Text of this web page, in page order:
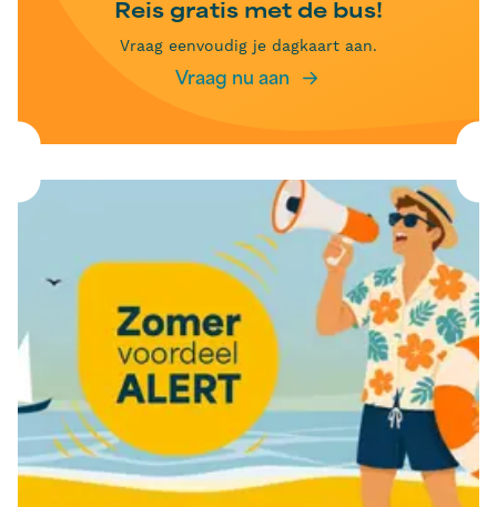
Reis gratis met de bus!
Vraag eenvoudig je dagkaart aan.
Vraag nu aan